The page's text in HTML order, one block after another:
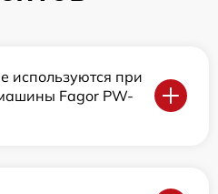
используются при
Fagor PW-